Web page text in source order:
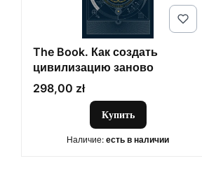
The Book. Как создать
цивилизацию заново
Цена
298,00 zł
Купить
Наличие: есть в наличии